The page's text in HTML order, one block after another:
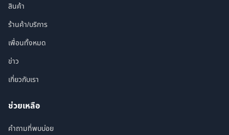
สินค้า
ร้านค้า/บริการ
เพื่อนทั้งหมด
ข่าว
เกี่ยวกับเรา
ช่วยเหลือ
คำถามที่พบบ่อย